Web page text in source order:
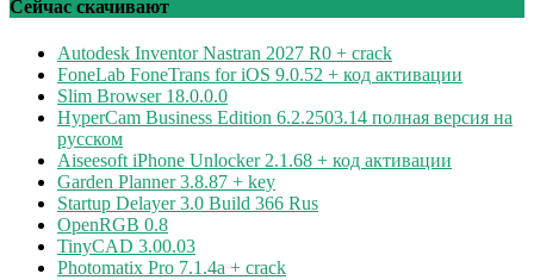
Сейчас скачивают
Autodesk Inventor Nastran 2027 R0 + crack
FoneLab FoneTrans for iOS 9.0.52 + код активации
Slim Browser 18.0.0.0
HyperCam Business Edition 6.2.2503.14 полная версия на
русском
Aiseesoft iPhone Unlocker 2.1.68 + код активации
Garden Planner 3.8.87 + key
Startup Delayer 3.0 Build 366 Rus
OpenRGB 0.8
TinyCAD 3.00.03
Photomatix Pro 7.1.4a + crack